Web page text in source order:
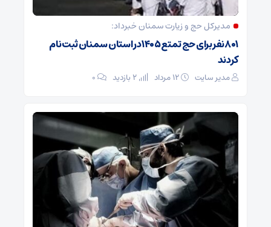
مدیرکل حج و زیارت ‌سمنان خبرداد:
۸۰۱ نفر برای حج تمتع ۱۴۰۵ در استان سمنان ثبت نام
کردند
مدیر سایت ۰